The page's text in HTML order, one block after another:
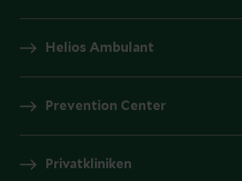
Helios Ambulant
Prevention Center
Privatkliniken